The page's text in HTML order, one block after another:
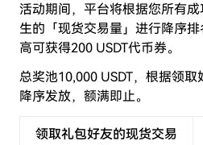
活动期间，平台将根据您所有
生的「现货交易量」进行降序
高可获得200 USDT代币券。
总奖池10,000 USDT，根据领
降序发放，额满即止。
领取礼包好友的现货交易